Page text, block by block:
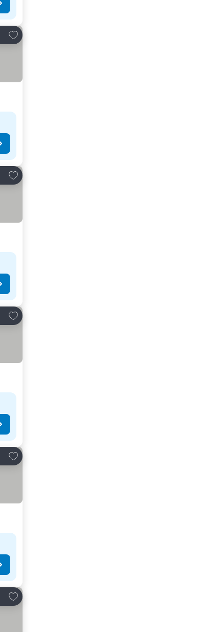
Dodati u favorite
Dodati u favorite
Dodati u favorite
Dodati u favorite
Dodati u favorite